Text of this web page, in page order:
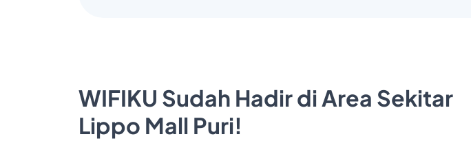
WIFIKU Sudah Hadir di Area Sekitar
Lippo Mall Puri!